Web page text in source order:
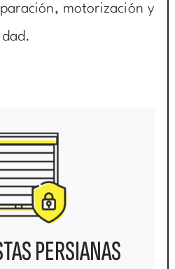
motorización y
PERSIANAS